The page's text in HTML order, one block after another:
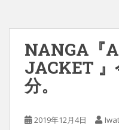
NANGA『
JACKET 』
分。
2019年12月4日